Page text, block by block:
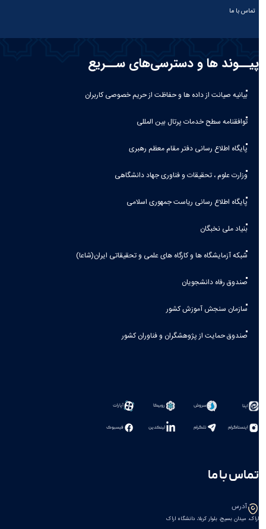
تماس با ما
پیــوند ها و دسترسی‌های ســریع
بیانیه صيانت از داده ها و حفاظت از حريم خصوصی كاربران
توافقنامه سطح خدمات پرتال بین المللی
پایگاه اطلاع رسانی دفتر مقام معظم رهبری
وزارت علوم ، تحقیقات و فناوری جهاد دانشگاهی
پایگاه اطلاع رسانی ریاست جمهوری اسلامی
بنیاد ملی نخبگان
شبکه آزمایشگاه ها و کارگاه های علمی و تحقیقاتی ایران(شاعا)
صندوق رفاه دانشجویان
سازمان سنجش آموزش کشور
صندوق حمایت از پژوهشگران و فناوران کشور
ایتا سروش روبیکا آپارات
اینستاگرام تلگرام لینکدین فیسبوک
تماس با ما
آدرس
اراک، میدان بسیج، بلوار کربلا، دانشگاه اراک